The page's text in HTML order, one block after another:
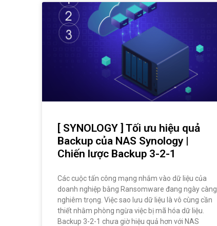
[ SYNOLOGY ] Tối ưu hiệu quả
Backup của NAS Synology |
Chiến lược Backup 3-2-1
Các cuộc tấn công mạng nhắm vào dữ liệu của
doanh nghiệp bằng Ransomware đang ngày càng
nghiêm trọng. Việc sao lưu dữ liệu là vô cùng cần
thiết nhằm phòng ngừa việc bị mã hóa dữ liệu.
Backup 3-2-1 chưa giờ hiệu quả hơn với NAS